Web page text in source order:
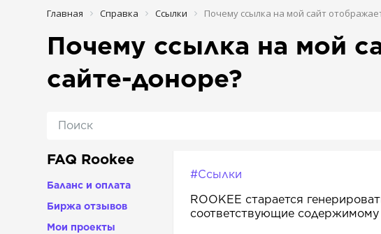
Главная Справка Ссылки Почему ссылка на мой сайт
Почему ссылка на мой
сайте-доноре?
#Ссылки
ROOKEE старается
соответствующие содержимому
FAQ Rookee
Баланс и оплата
Биржа отзывов
Мои проекты